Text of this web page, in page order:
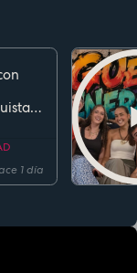
1 día